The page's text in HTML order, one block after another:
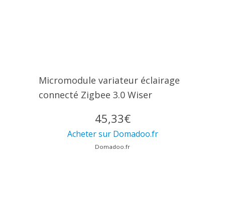
Micromodule variateur éclairage
connecté Zigbee 3.0 Wiser
45,33€
Acheter sur Domadoo.fr
Domadoo.fr